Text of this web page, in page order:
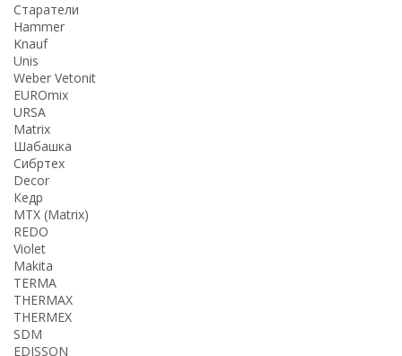
Старатели
Hammer
Knauf
Unis
Weber Vetonit
EUROmix
URSA
Matrix
Шабашка
Сибртех
Decor
Кедр
MTX (Matrix)
REDO
Violet
Makita
TERMA
THERMАX
THERMEX
SDM
EDISSON